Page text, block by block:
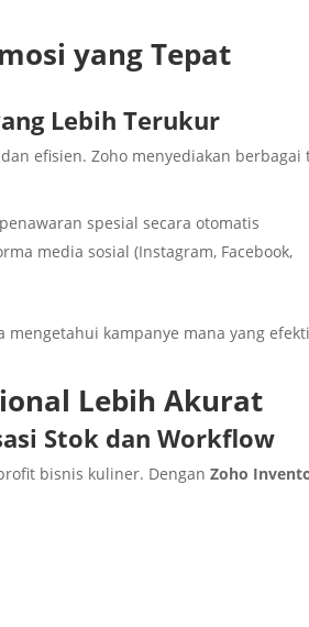
yang Tepat
Lebih Terukur
efisien. Zoho menyediakan berbagai
spesial secara otomatis
media sosial (Instagram, Facebook,
kampanye mana yang
Lebih Akurat
Stok dan Workflow
bisnis kuliner. DenganZoho